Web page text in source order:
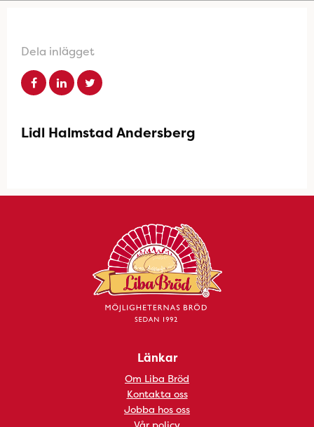
Dela inlägget
Lidl Halmstad Andersberg
Länkar
Om Liba Bröd
Kontakta oss
Jobba hos oss